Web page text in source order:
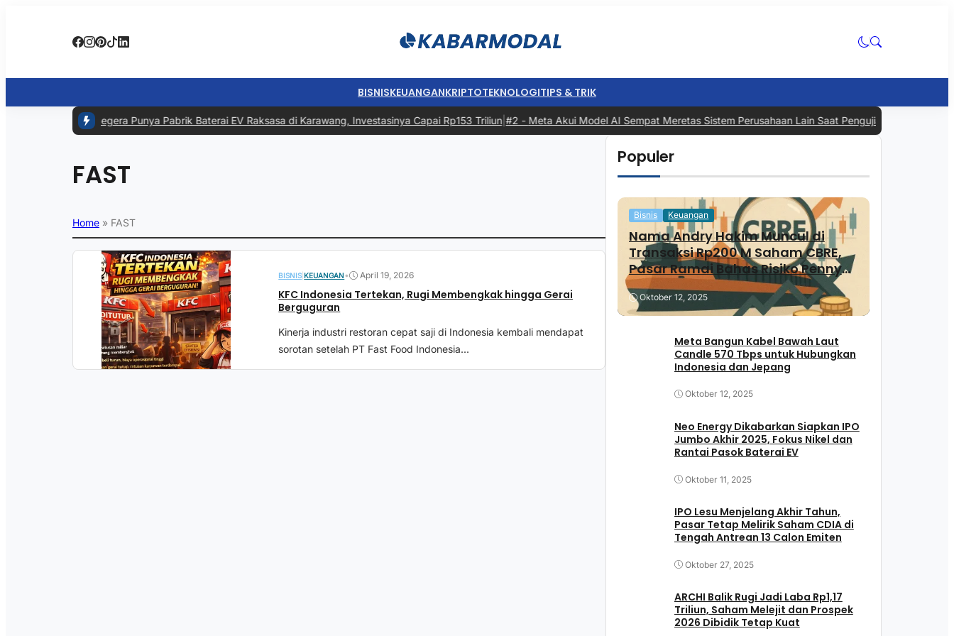
BISNISKEUANGANKRIPTOTEKNOLOGITIPS & TRIK
RI Segera Punya Pabrik Baterai EV Raksasa di Karawang, Investasinya Capai Rp153 Triliun|#2 - Meta Akui Model AI Sempat Meretas Sistem Perusahaan Lain Saat Pengujian, Industri AI
FAST
Home » FAST
BISNIS |KEUANGAN• April 19, 2026
KFC Indonesia Tertekan, Rugi Membengkak hingga Gerai
Berguguran
Kinerja industri restoran cepat saji di Indonesia kembali mendapat
sorotan setelah PT Fast Food Indonesia...
Populer
Bisnis Keuangan
Nama Andry Hakim Muncul di
Transaksi Rp200 M Saham CBRE,
Pasar Ramai Bahas Risiko Penny
Stock
Oktober 12, 2025
Meta Bangun Kabel Bawah Laut
Candle 570 Tbps untuk Hubungkan
Indonesia dan Jepang
Oktober 12, 2025
Neo Energy Dikabarkan Siapkan IPO
Jumbo Akhir 2025, Fokus Nikel dan
Rantai Pasok Baterai EV
Oktober 11, 2025
IPO Lesu Menjelang Akhir Tahun,
Pasar Tetap Melirik Saham CDIA di
Tengah Antrean 13 Calon Emiten
Oktober 27, 2025
ARCHI Balik Rugi Jadi Laba Rp1,17
Triliun, Saham Melejit dan Prospek
2026 Dibidik Tetap Kuat